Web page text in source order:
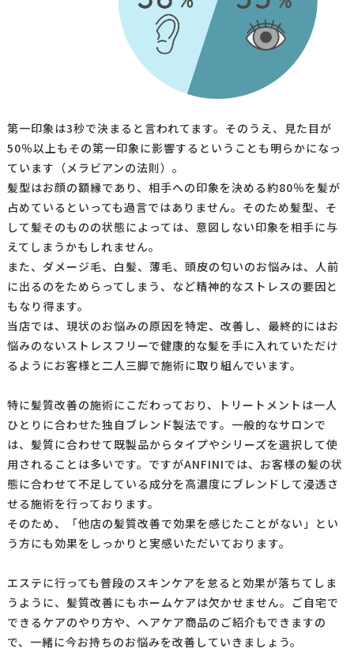
第一印象は3秒で決まると言われてます。そのうえ、見た目が
50％以上もその第一印象に影響するということも明らかになっ
ています（メラビアンの法則）。
髪型はお顔の額縁であり、相手への印象を決める約80％を髪が
占めているといっても過言ではありません。そのため髪型、そ
して髪そのものの状態によっては、意図しない印象を相手に与
えてしまうかもしれません。
また、ダメージ毛、白髪、薄毛、頭皮の匂いのお悩みは、人前
に出るのをためらってしまう、など精神的なストレスの要因と
もなり得ます。
当店では、現状のお悩みの原因を特定、改善し、最終的にはお
悩みのないストレスフリーで健康的な髪を手に入れていただけ
るようにお客様と二人三脚で施術に取り組んでいます。
特に髪質改善の施術にこだわっており、トリートメントは一人
ひとりに合わせた独自ブレンド製法です。一般的なサロンで
は、髪質に合わせて既製品からタイプやシリーズを選択して使
用されることは多いです。ですがANFINIでは、お客様の髪の状
態に合わせて不足している成分を高濃度にブレンドして浸透さ
せる施術を行っております。
そのため、「他店の髪質改善で効果を感じたことがない」とい
う方にも効果をしっかりと実感いただいております。
エステに行っても普段のスキンケアを怠ると効果が落ちてしま
うように、髪質改善にもホームケアは欠かせません。ご自宅で
できるケアのやり方や、ヘアケア商品のご紹介もできますの
で、一緒に今お持ちのお悩みを改善していきましょう。